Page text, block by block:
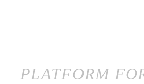
PLATFORM